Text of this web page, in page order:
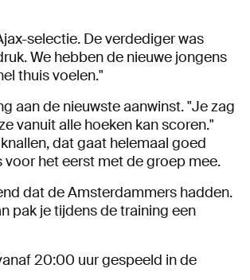
selectie. De verdediger was
We hebben de nieuwe jongens
thuis voelen."
aan de nieuwste aanwinst. "Je zag
vanuit alle hoeken kan scoren."
dat gaat helemaal goed
het eerst met de groep mee.
dat de Amsterdammers hadden.
pak je tijdens de training een
20:00 uur gespeeld in de